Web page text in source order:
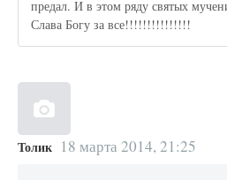
предал. И в этом ряду святых
Слава Богу за все!!!!!!!!!!!!!!!
Толик 18 марта 2014, 21:25